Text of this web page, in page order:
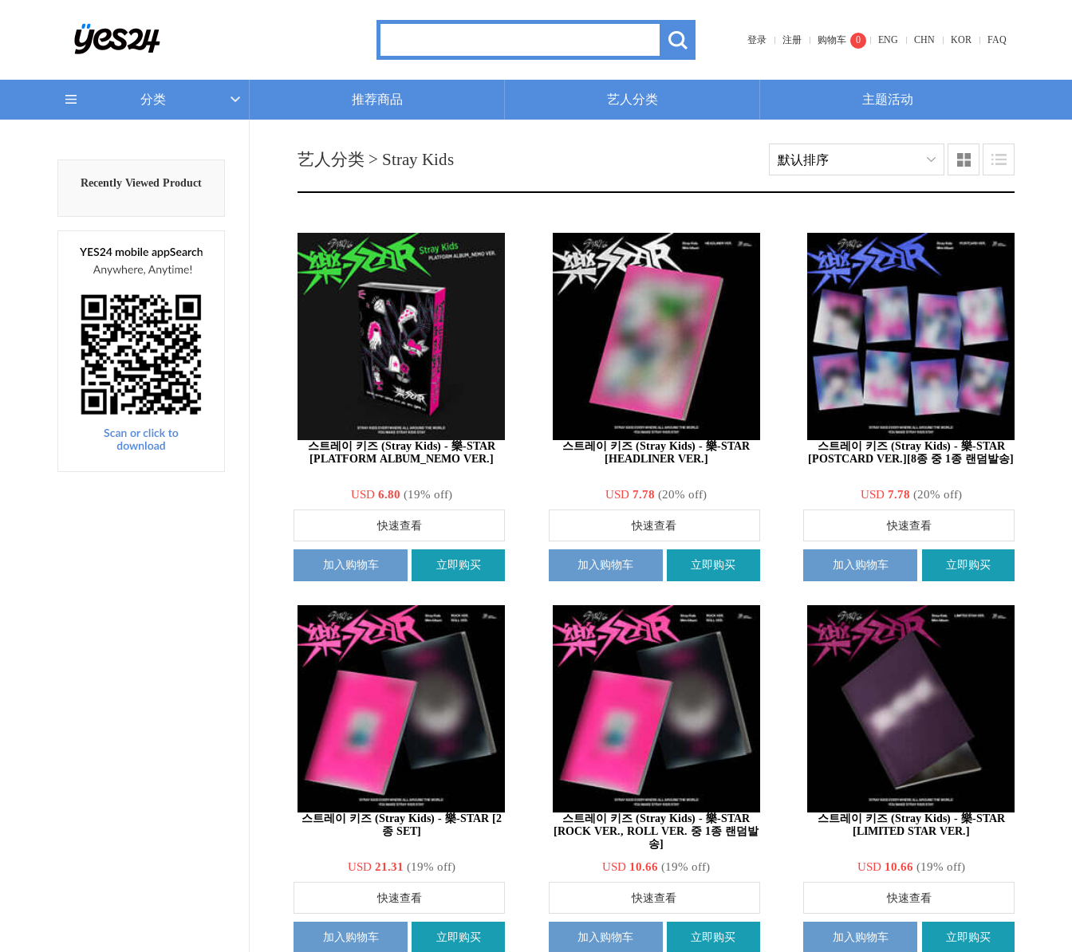
登录 注册 购物车 0 ENG CHN KOR FAQ
分类 推荐商品 艺人分类 主题活动
Recently Viewed Product
艺人分类 > Stray Kids
스트레이 키즈 (Stray Kids) - 樂-STAR
[PLATFORM ALBUM_NEMO VER.]
USD 6.80 (19% off)
快速查看
加入购物车 立即购买
스트레이 키즈 (Stray Kids) - 樂-STAR
[HEADLINER VER.]
USD7.78 (20% off)
快速查看
加入购物车 立即购买
스트레이 키즈 (Stray Kids) - 樂-STAR
[POSTCARD VER.][8종 중 1종 랜덤발송]
USD 7.78 (20% off)
快速查看
加入购物车 立即购买
스트레이 키즈 (Stray Kids) - 樂-STAR [2
종 SET]
USD 21.31 (19% off)
快速查看
加入购物车 立即购买
스트레이 키즈 (Stray Kids) - 樂-STAR
[ROCK VER., ROLL VER. 중 1종 랜덤발
송]
USD 10.66 (19% off)
快速查看
加入购物车 立即购买
스트레이 키즈 (Stray Kids) - 樂-STAR
[LIMITED STAR VER.]
USD 10.66 (19% off)
快速查看
加入购物车 立即购买